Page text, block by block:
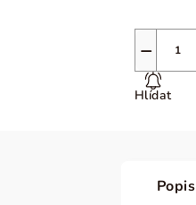
−
Hlídat
Popis